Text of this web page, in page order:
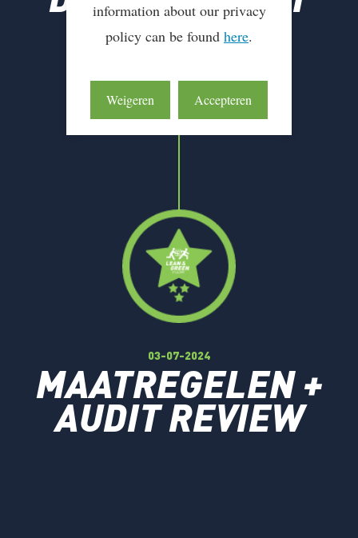
03-07-2024
MAATREGELEN +
AUDIT REVIEW
information about our privacy
policy can be found here.
Weigeren Accepteren